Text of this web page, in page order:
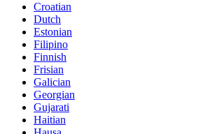
Croatian
Dutch
Estonian
Filipino
Finnish
Frisian
Galician
Georgian
Gujarati
Haitian